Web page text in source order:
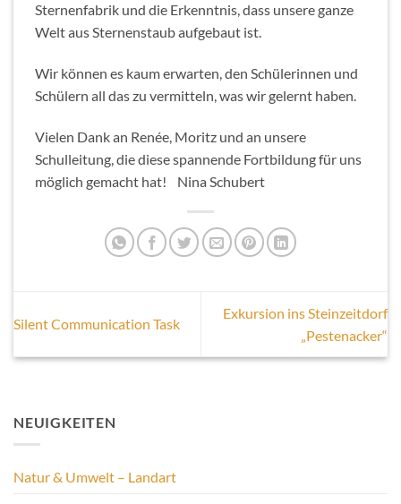
Sternenfabrik und die Erkenntnis, dass unsere ganze
Welt aus Sternenstaub aufgebaut ist.
Wir können es kaum erwarten, den Schülerinnen und
Schülern all das zu vermitteln, was wir gelernt haben.
Vielen Dank an Renée, Moritz und an unsere
Schulleitung, die diese spannende Fortbildung für uns
möglich gemacht hat! Nina Schubert
Silent Communication Task
Exkursion ins Steinzeitdorf
„Pestenacker“
NEUIGKEITEN
Natur & Umwelt – Landart